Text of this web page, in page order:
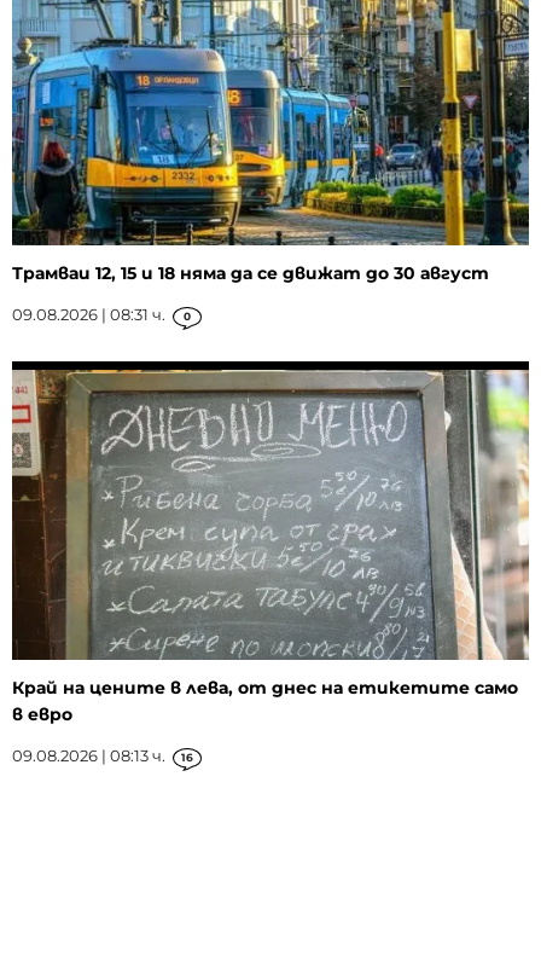
Трамваи 12, 15 и 18 няма да се движат до 30 август
09.08.2026 | 08:31 ч. 0
Край на цените в лева, от днес на етикетите само
в евро
09.08.2026 | 08:13 ч. 16